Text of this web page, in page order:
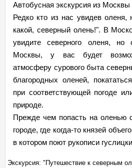
Автобусная экскурсия из Москвы
Редко кто из нас увидев оленя,
какой, северный олень!". В
увидите северного оленя, но
Москвы, у вас будет
атмосферу сурового быта
благородных оленей,
при соответствующей погоде
природе.
Прежде чем попасть на
городе, где когда-то князей
в котором поют рукописи
Экскурсия: "Путешествие к северным